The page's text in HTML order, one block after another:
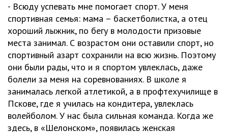
- Всюду успевать мне помогает спорт. У меня
спортивная семья: мама – баскетболистка, а отец
хороший лыжник, по бегу в молодости призовые
места занимал. С возрастом они оставили спорт, но
спортивный азарт сохранили на всю жизнь. Поэтому
они были рады, что и я спортом увлеклась, даже
болели за меня на соревнованиях. В школе я
занималась легкой атлетикой, а в профтехучилище в
Пскове, где я училась на кондитера, увлеклась
волейболом. У нас была сильная команда. Когда же
здесь, в «Шелонском», появилась женская